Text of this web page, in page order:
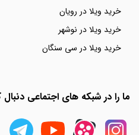
خرید ویلا در رویان
خرید ویلا در نوشهر
خرید ویلا در سی سنگان
ما را در شبکه های اجتماعی دنبال